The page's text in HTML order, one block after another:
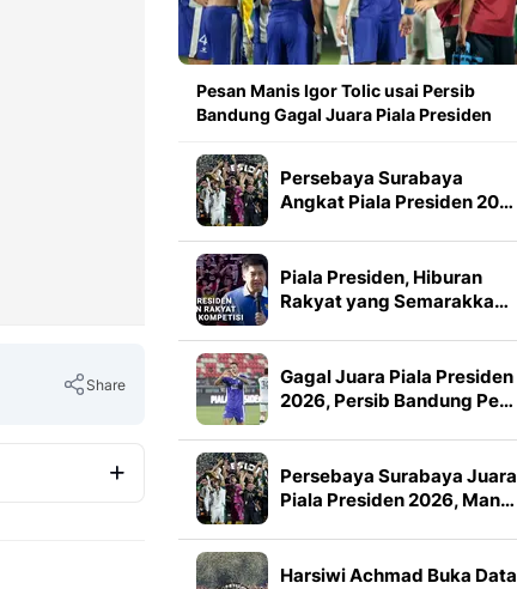
Share
Pesan Manis Igor Tolic usai Persib
Bandung Gagal Juara Piala Presiden
Persebaya Surabaya
Angkat Piala Presiden 20…
Piala Presiden, Hiburan
Rakyat yang Semarakka…
Gagal Juara Piala Presiden
2026, Persib Bandung Pe…
Persebaya Surabaya Juara
Piala Presiden 2026, Man…
Harsiwi Achmad Buka Data